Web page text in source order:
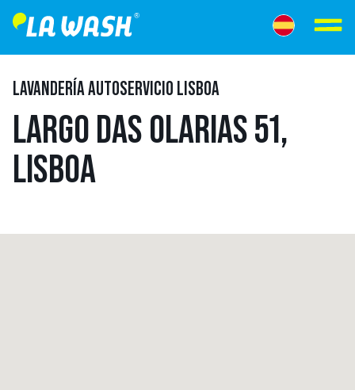
LAVANDERÍA AUTOSERVICIO LISBOA
LARGO DAS OLARIAS 51,
LISBOA